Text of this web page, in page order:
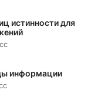
истинности для
информации